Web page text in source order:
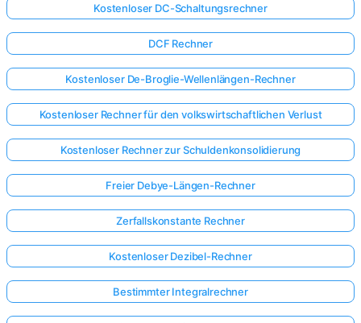
Kostenloser DC-Schaltungsrechner
DCF Rechner
Kostenloser De-Broglie-Wellenlängen-Rechner
Kostenloser Rechner für den volkswirtschaftlichen Verlust
Kostenloser Rechner zur Schuldenkonsolidierung
Freier Debye-Längen-Rechner
Zerfallskonstante Rechner
Kostenloser Dezibel-Rechner
Bestimmter Integralrechner